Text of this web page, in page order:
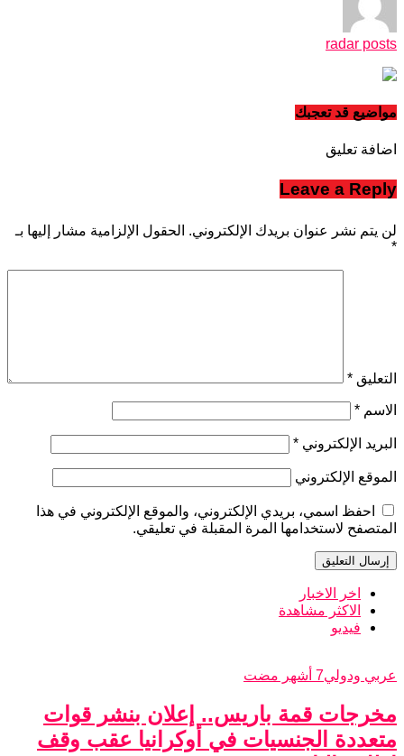
radar posts
مواضيع قد تعجبك
اضافة تعليق
Leave a Reply
لن يتم نشر عنوان بريدك الإلكتروني. الحقول الإلزامية مشار إليها بـ
*
التعليق *
الاسم *
البريد الإلكتروني *
الموقع الإلكتروني
احفظ اسمي، بريدي الإلكتروني، والموقع الإلكتروني في هذا
المتصفح لاستخدامها المرة المقبلة في تعليقي.
اخر الاخبار
الاكثر مشاهدة
فيديو
عربي ودولي7 أشهر مضت
مخرجات قمة باريس.. إعلان بنشر قوات
متعددة الجنسيات في أوكرانيا عقب وقف